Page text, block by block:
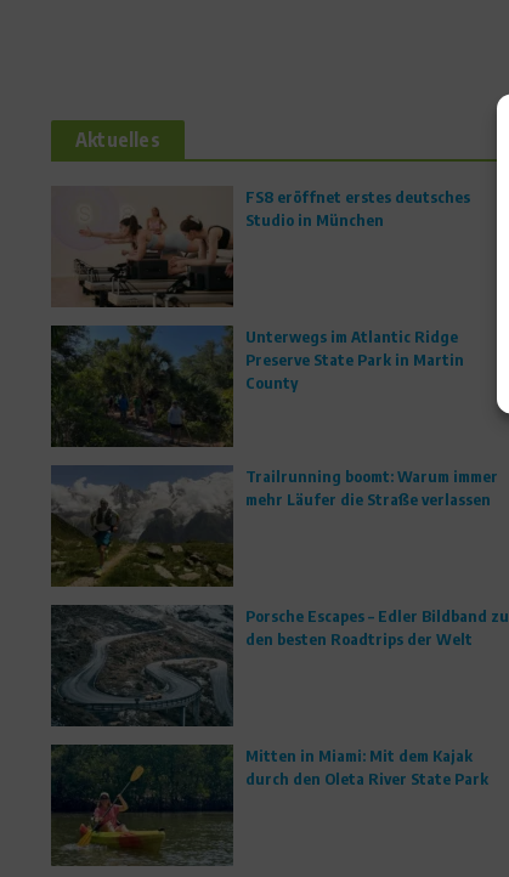
Aktuelles
FS8 eröffnet erstes deutsches
Studio in München
Unterwegs im Atlantic Ridge
Preserve State Park in Martin
County
Trailrunning boomt: Warum immer
mehr Läufer die Straße verlassen
Porsche Escapes – Edler Bildband zu
den besten Roadtrips der Welt
Mitten in Miami: Mit dem Kajak
durch den Oleta River State Park